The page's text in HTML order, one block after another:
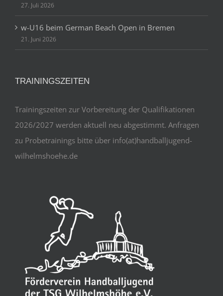
27. Juli 2026
w-U16 beim German Beach Open in Bremen
21. Juni 2026
TRAININGSZEITEN
Trainingszeiten zur Vorbereitung der Qualifikationen
2026/2027 werden aktuell neu abgestimmt. Anfragen
zu Probetrainings bitte über info(at)handballjugend-
wilhelmshoehe.de